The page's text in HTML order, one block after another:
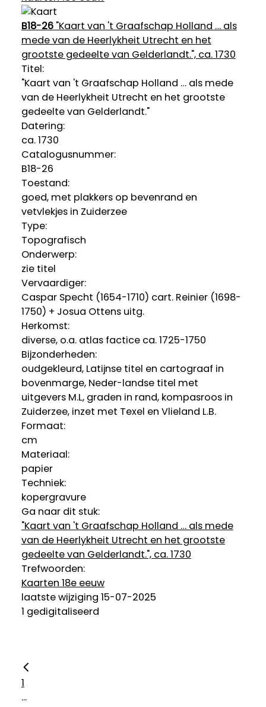
B18-26"Kaart van 't Graafschap Holland … als
mede van de Heerlykheit Utrecht en het
grootste gedeelte van Gelderlandt.", ca. 1730
Titel:
"Kaart van 't Graafschap Holland … als mede
van de Heerlykheit Utrecht en het grootste
gedeelte van Gelderlandt."
Datering:
ca. 1730
Catalogusnummer:
B18-26
Toestand:
goed, met plakkers op bevenrand en
vetvlekjes in Zuiderzee
Type:
Topografisch
Onderwerp:
zie titel
Vervaardiger:
Caspar Specht (1654-1710) cart. Reinier (1698-
1750) + Josua Ottens uitg.
Herkomst:
diverse, o.a. atlas factice ca. 1725-1750
Bijzonderheden:
oudgekleurd, Latijnse titel en cartograaf in
bovenmarge, Neder-landse titel met
uitgevers M.L, graden in rand, kompasroos in
Zuiderzee, inzet met Texel en Vlieland L.B.
Formaat:
cm
Materiaal:
papier
Techniek:
kopergravure
Ga naar dit stuk:
"Kaart van 't Graafschap Holland … als mede
van de Heerlykheit Utrecht en het grootste
gedeelte van Gelderlandt.", ca. 1730
Trefwoorden:
Kaarten 18e eeuw
laatste wijziging 15-07-2025
1 gedigitaliseerd
1
...